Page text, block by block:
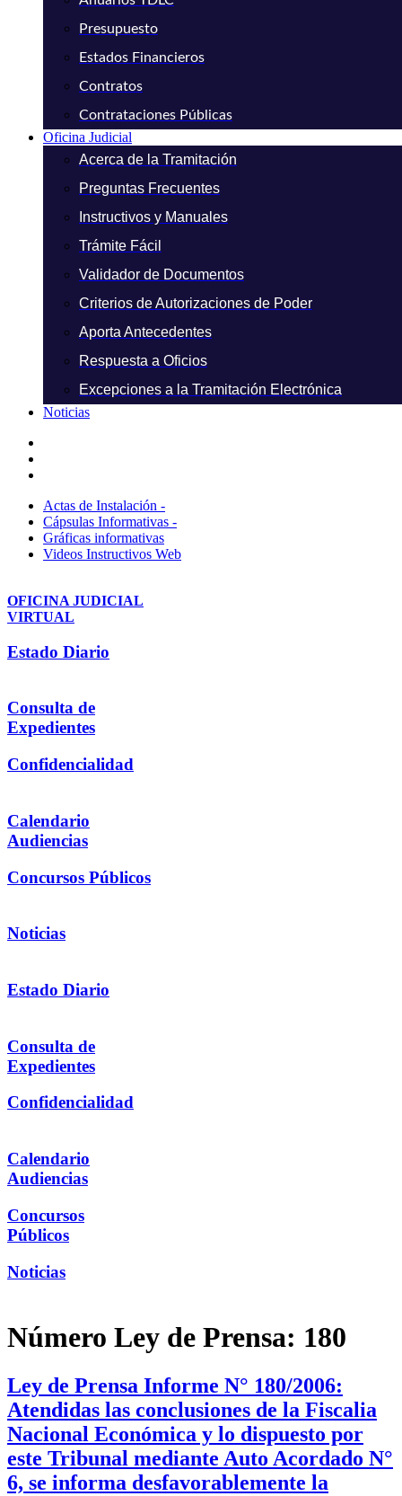
Presupuesto
Estados Financieros
Contratos
Contrataciones Públicas
Oficina Judicial
Acerca de la Tramitación
Preguntas Frecuentes
Instructivos y Manuales
Trámite Fácil
Validador de Documentos
Criterios de Autorizaciones de Poder
Aporta Antecedentes
Respuesta a Oficios
Excepciones a la Tramitación Electrónica
Noticias
Actas de Instalación -
Cápsulas Informativas -
Gráficas informativas
Videos Instructivos Web
OFICINA JUDICIAL
VIRTUAL
Estado Diario
Consulta de
Expedientes
Confidencialidad
Calendario
Audiencias
Concursos Públicos
Noticias
Estado Diario
Consulta de
Expedientes
Confidencialidad
Calendario
Audiencias
Concursos
Públicos
Noticias
Número Ley de Prensa: 180
Ley de Prensa Informe N° 180/2006:
Atendidas las conclusiones de la Fiscalia
Nacional Económica y lo dispuesto por
este Tribunal mediante Auto Acordado N°
6, se informa desfavorablemente la